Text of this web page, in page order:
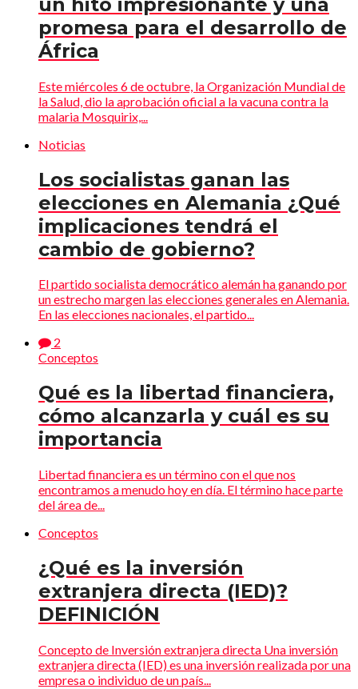
promesa para el desarrollo de
África
Este miércoles 6 de octubre, la Organización Mundial de
la Salud, dio la aprobación oficial a la vacuna contra la
malaria Mosquirix,...
Noticias
Los socialistas ganan las
elecciones en Alemania ¿Qué
implicaciones tendrá el
cambio de gobierno?
El partido socialista democrático alemán ha ganando por
un estrecho margen las elecciones generales en Alemania.
En las elecciones nacionales, el partido...
2
Conceptos
Qué es la libertad financiera,
cómo alcanzarla y cuál es su
importancia
Libertad financiera es un término con el que nos
encontramos a menudo hoy en día. El término hace parte
del área de...
Conceptos
¿Qué es la inversión
extranjera directa (IED)?
DEFINICIÓN
Concepto de Inversión extranjera directa Una inversión
extranjera directa (IED) es una inversión realizada por una
empresa o individuo de un país...